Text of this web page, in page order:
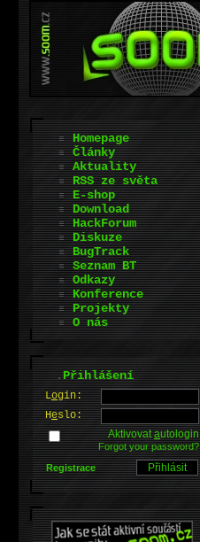
Homepage
Články
Aktuality
RSS ze světa
E-shop
Download
HackForum
Diskuze
BugTrack
Seznam BT
Odkazy
Konference
Projekty
O nás
.Přihlášení
Login:
Heslo:
Aktivovatautologin
Forgot your password?
Registrace